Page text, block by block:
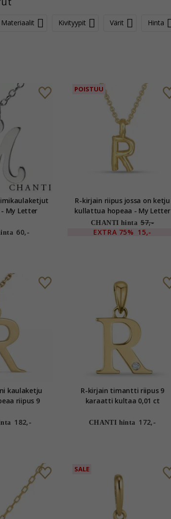
Materiaalit Kivityypit Värit Hinta
My Letter
60,-
POISTUU
R-kirjain riipus jossa on ketju
kullattua hopeaa - My Letter
CHANTI hinta 57,-
EXTRA 75% 15,-
kaulaketju
riipus 9
182,-
R-kirjain timantti riipus 9
karaatti kultaa 0,01 ct
CHANTI hinta 172,-
SALE